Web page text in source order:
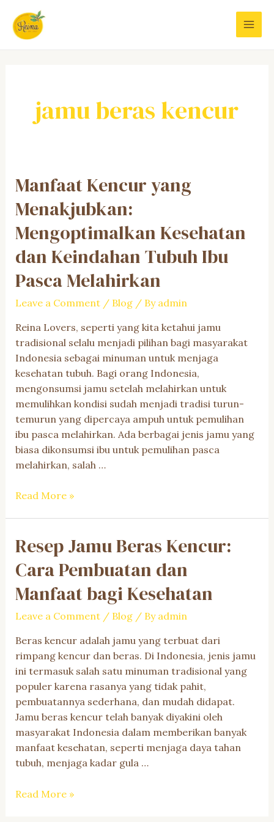
content
jamu beras kencur
Manfaat Kencur yang
Menakjubkan:
Mengoptimalkan Kesehatan
dan Keindahan Tubuh Ibu
Pasca Melahirkan
Leave a Comment / Blog/ By admin
Reina Lovers, seperti yang kita ketahui jamu
tradisional selalu menjadi pilihan bagi masyarakat
Indonesia sebagai minuman untuk menjaga
kesehatan tubuh. Bagi orang Indonesia,
mengonsumsi jamu setelah melahirkan untuk
memulihkan kondisi sudah menjadi tradisi turun-
temurun yang dipercaya ampuh untuk pemulihan
ibu pasca melahirkan. Ada berbagai jenis jamu yang
biasa dikonsumsi ibu untuk pemulihan pasca
melahirkan, salah …
Manfaat
Menakjubkan:
Mengoptimalkan
Kesehatan
dan
Keindahan
Tubuh
Pasca
Melahirkan
Read More »
Resep Jamu Beras Kencur:
Cara Pembuatan dan
Manfaat bagi Kesehatan
Leave a Comment / Blog/ By admin
Beras kencur adalah jamu yang terbuat dari
rimpang kencur dan beras. Di Indonesia, jenis jamu
ini termasuk salah satu minuman tradisional yang
populer karena rasanya yang tidak pahit,
pembuatannya sederhana, dan mudah didapat.
Jamu beras kencur telah banyak diyakini oleh
masyarakat Indonesia dalam memberikan banyak
manfaat kesehatan, seperti menjaga daya tahan
tubuh, menjaga kadar gula …
Resep
Read More »